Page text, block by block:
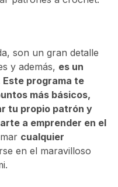
son un gran detalle
y además, es un
programa te
más básicos,
tu propio patrón y
a emprender en el
cualquier
en el maravilloso